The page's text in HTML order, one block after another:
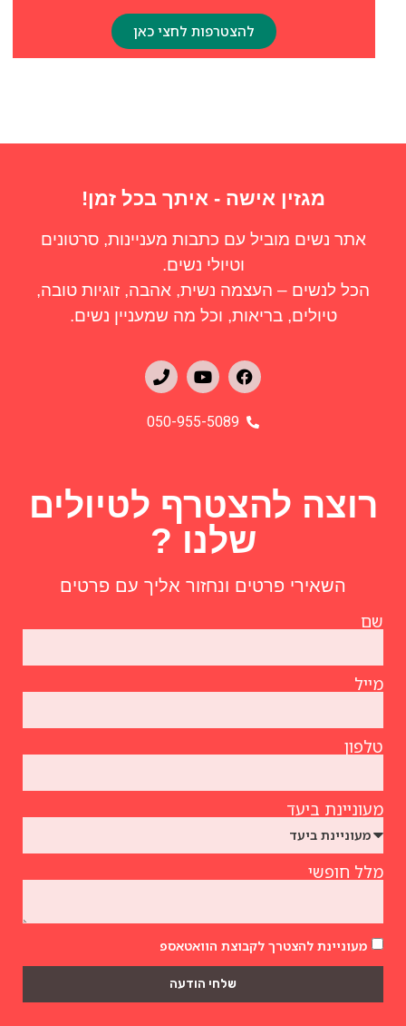
להצטרפות לחצי כאן
מגזין אישה - איתך בכל זמן!
אתר נשים מוביל עם כתבות מעניינות, סרטונים
וטיולי נשים.
הכל לנשים – העצמה נשית, אהבה, זוגיות טובה,
טיולים, בריאות, וכל מה שמעניין נשים.
050-955-5089
רוצה להצטרף לטיולים
שלנו ?
השאירי פרטים ונחזור אליך עם פרטים
שם
מייל
טלפון
מעוניינת ביעד
מלל חופשי
מעוניינת להצטרך לקבוצת הוואטאספ
שלחי הודעה